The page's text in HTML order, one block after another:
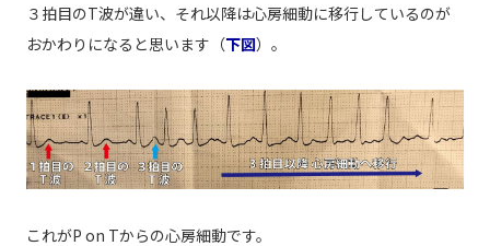
３拍目のT波が違い、それ以降は心房細動に移行しているのが
おかわりになると思います（下図）。
これがP on Tからの心房細動です。